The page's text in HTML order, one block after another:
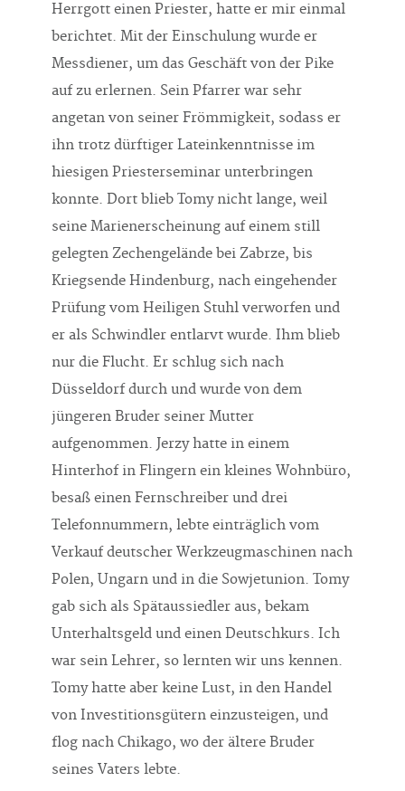
Herrgott einen Priester, hatte er mir einmal
berichtet. Mit der Einschulung wurde er
Messdiener, um das Geschäft von der Pike
auf zu erlernen. Sein Pfarrer war sehr
angetan von seiner Frömmigkeit, sodass er
ihn trotz dürftiger Lateinkenntnisse im
hiesigen Priesterseminar unterbringen
konnte. Dort blieb Tomy nicht lange, weil
seine Marienerscheinung auf einem still
gelegten Zechengelände bei Zabrze, bis
Kriegsende Hindenburg, nach eingehender
Prüfung vom Heiligen Stuhl verworfen und
er als Schwindler entlarvt wurde. Ihm blieb
nur die Flucht. Er schlug sich nach
Düsseldorf durch und wurde von dem
jüngeren Bruder seiner Mutter
aufgenommen. Jerzy hatte in einem
Hinterhof in Flingern ein kleines Wohnbüro,
besaß einen Fernschreiber und drei
Telefonnummern, lebte einträglich vom
Verkauf deutscher Werkzeugmaschinen nach
Polen, Ungarn und in die Sowjetunion. Tomy
gab sich als Spätaussiedler aus, bekam
Unterhaltsgeld und einen Deutschkurs. Ich
war sein Lehrer, so lernten wir uns kennen.
Tomy hatte aber keine Lust, in den Handel
von Investitionsgütern einzusteigen, und
flog nach Chikago, wo der ältere Bruder
seines Vaters lebte.